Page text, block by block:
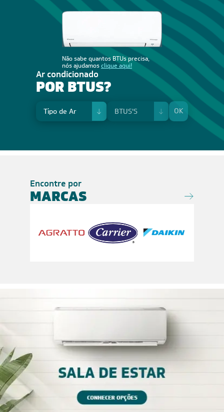
Não sabe quantos BTUs precisa,
nós ajudamosclique aqui!
Ar condicionado
POR BTUS?
OK
Encontre por
MARCAS